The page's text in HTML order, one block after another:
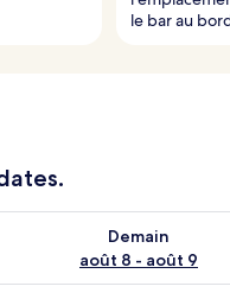
le bar au
août 8
Demain
août 8 - août 9
la disponibilité pour